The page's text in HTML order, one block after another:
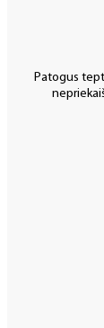
Patogus